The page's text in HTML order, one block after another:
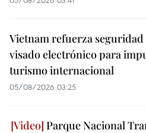
Vietnam refuerza seguridad
visado electrónico para
turismo internacional
05/08/2026 03:25
Parque Nacional